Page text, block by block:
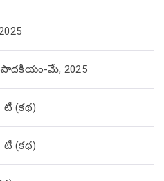
మే, 2025
(కథ)
(కథ)